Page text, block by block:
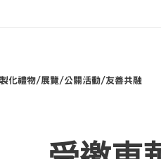
化禮物/展覽/公關活動/友善共融